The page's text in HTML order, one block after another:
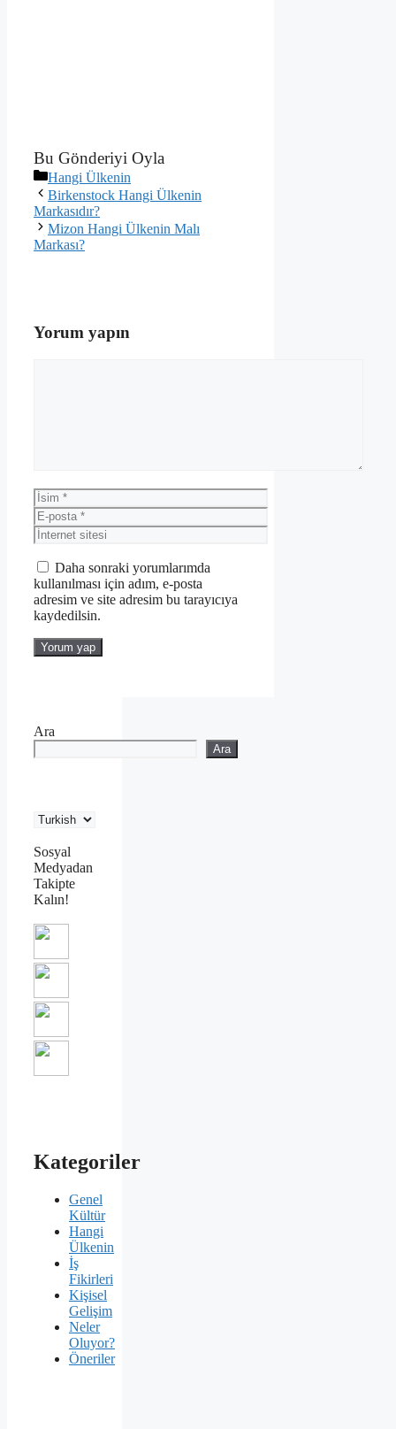
Bu Gönderiyi Oyla
Kategoriler
Hangi Ülkenin
Birkenstock Hangi Ülkenin
Markasıdır?
Mizon Hangi Ülkenin Malı
Markası?
Yorum yapın
İsim
E-
posta
İnternet
sitesi
Daha sonraki yorumlarımda
kullanılması için adım, e-posta
adresim ve site adresim bu tarayıcıya
kaydedilsin.
Ara
Ara
Sosyal
Medyadan
Takipte
Kalın!
Kategoriler
Genel
Kültür
Hangi
Ülkenin
İş
Fikirleri
Kişisel
Gelişim
Neler
Oluyor?
Öneriler